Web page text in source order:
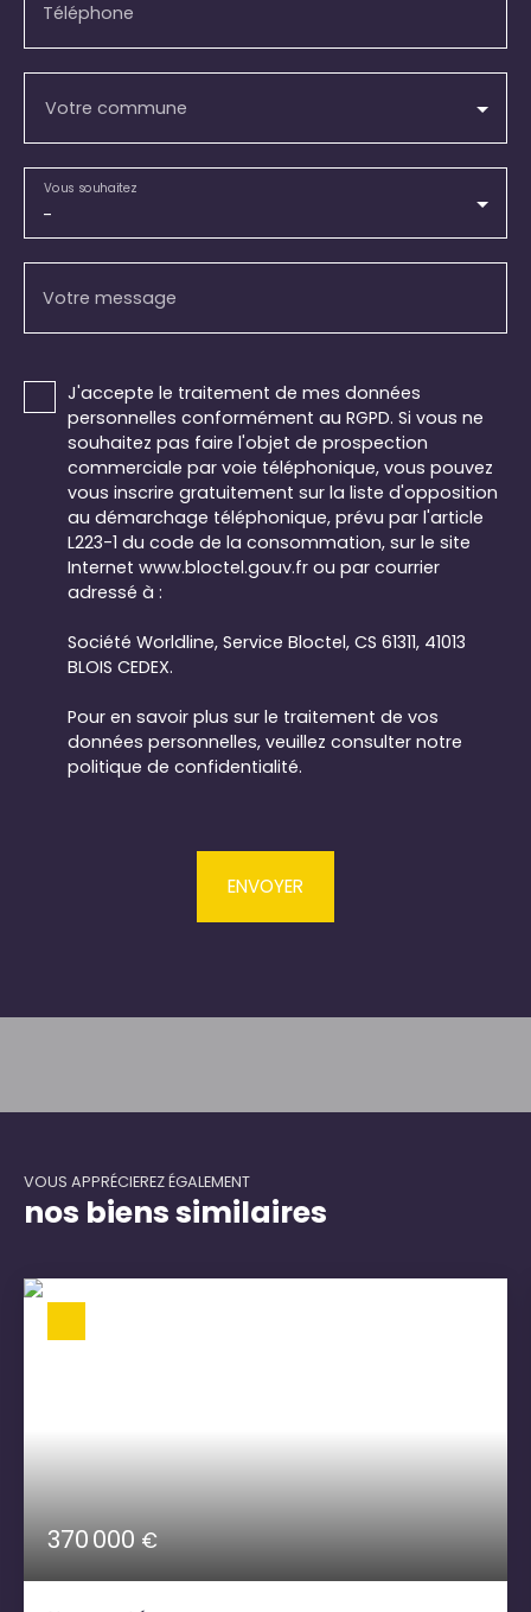
Téléphone
Votre commune
-
Vous souhaitez
Votre message
J'accepte le traitement de mes données
personnelles conformément au RGPD. Si vous ne
souhaitez pas faire l'objet de prospection
commerciale par voie téléphonique, vous pouvez
vous inscrire gratuitement sur la liste d'opposition
au démarchage téléphonique, prévu par l'article
L223-1 du code de la consommation, sur le site
Internet www.bloctel.gouv.fr ou par courrier
adressé à :
Société Worldline, Service Bloctel, CS 61311, 41013
BLOIS CEDEX.
Pour en savoir plus sur le traitement de vos
données personnelles, veuillez consulter notre
politique de confidentialité.
ENVOYER
VOUS APPRÉCIEREZ ÉGALEMENT
nos biens similaires
370 000€